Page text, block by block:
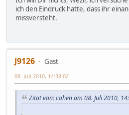
ich den Eindruck hatte, dass ihr
missversteht.
J9126
Gast
08. Juli 2010, 14:38:02
Zitat von: cohen am 08. Juli 2010,